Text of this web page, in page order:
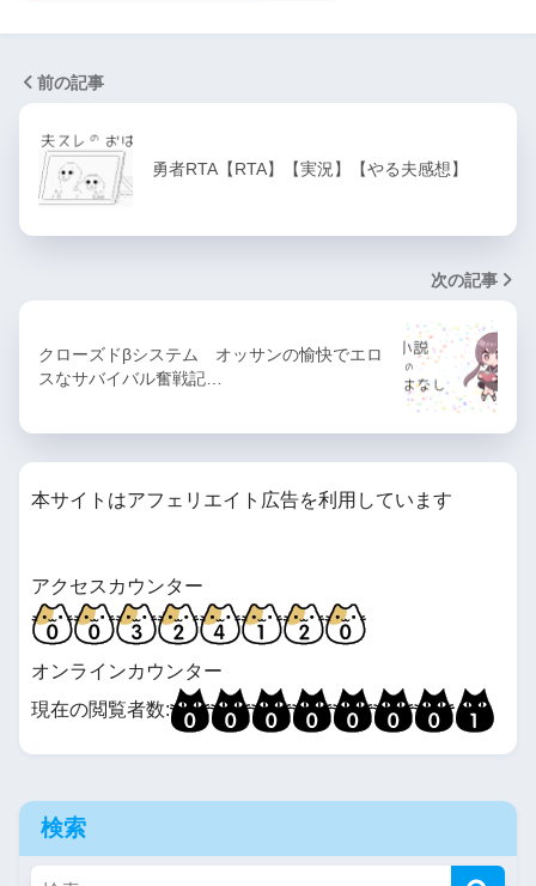
前の記事
勇者RTA【RTA】【実況】【やる夫感想】
次の記事
クローズドβシステム オッサンの愉快でエロ
スなサバイバル奮戦記…
本サイトはアフェリエイト広告を利用しています
アクセスカウンター
オンラインカウンター
現在の閲覧者数:
検索